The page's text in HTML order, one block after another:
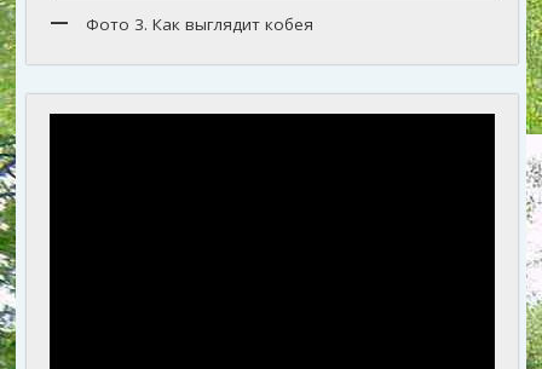
Фото 3. Как выглядит кобея